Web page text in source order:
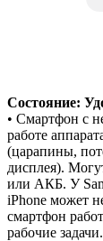
Состояние:
• Смартфон с
работе
(царапины,
дисплея).
или АКБ. У
iPhone может
смартфон
рабочие задачи.